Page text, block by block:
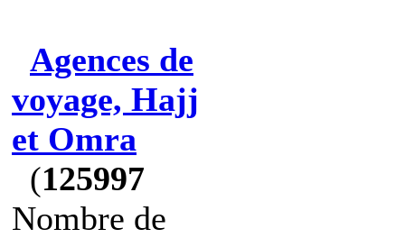
Agences de
voyage, Hajj
et Omra
(125997
Nombre de